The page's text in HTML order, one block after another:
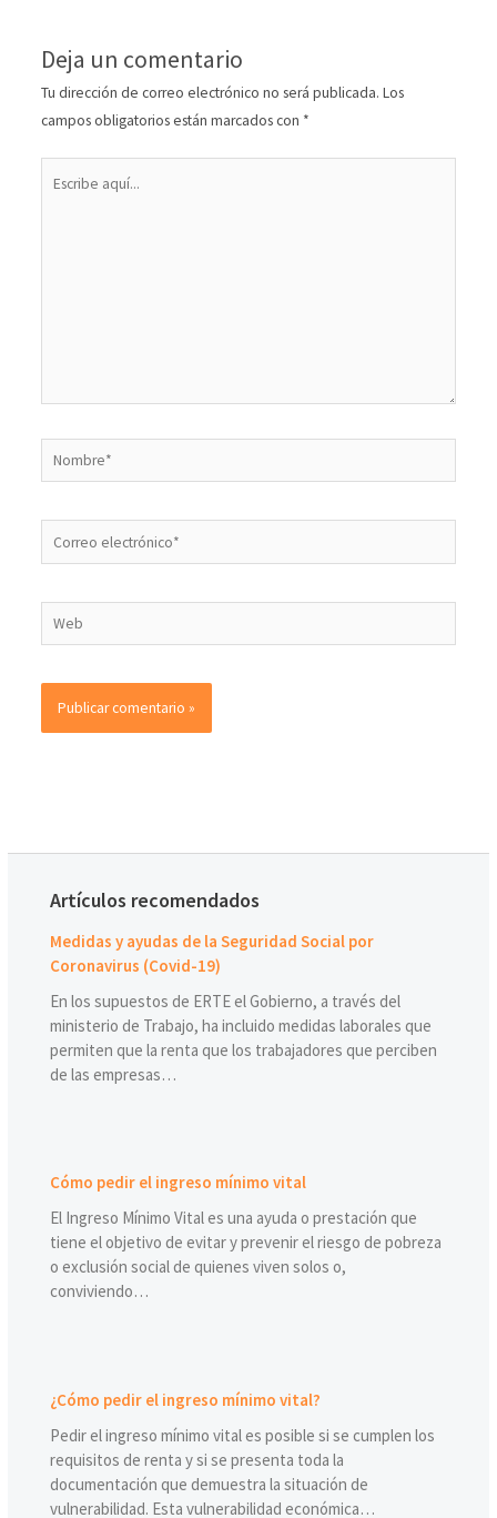
Deja un comentario
Tu dirección de correo electrónico no será publicada. Los
campos obligatorios están marcados con *
Artículos recomendados
Medidas y ayudas de la Seguridad Social por
Coronavirus (Covid-19)
En los supuestos de ERTE el Gobierno, a través del
ministerio de Trabajo, ha incluido medidas laborales que
permiten que la renta que los trabajadores que perciben
de las empresas…
Cómo pedir el ingreso mínimo vital
El Ingreso Mínimo Vital es una ayuda o prestación que
tiene el objetivo de evitar y prevenir el riesgo de pobreza
o exclusión social de quienes viven solos o,
conviviendo…
¿Cómo pedir el ingreso mínimo vital?
Pedir el ingreso mínimo vital es posible si se cumplen los
requisitos de renta y si se presenta toda la
documentación que demuestra la situación de
vulnerabilidad. Esta vulnerabilidad económica…